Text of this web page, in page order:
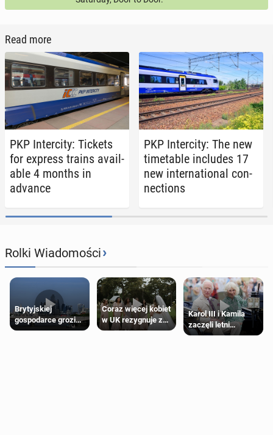
Read more
PKP In­ter­ci­ty: Tickets
for express trains avail­
able 4 months in
advance
PKP In­ter­ci­ty: The new
timetable in­cludes 17
new in­ter­na­tion­al con­
nec­tions
Rolki Wiadomości›
Brytyjskiej
gospodarce grozi
recesja, jeśli
Coraz więcej kobiet
w UK rezygnuje z
roli druhny na
Karol III i Kamila
zaczęli letni
odpoczynek po